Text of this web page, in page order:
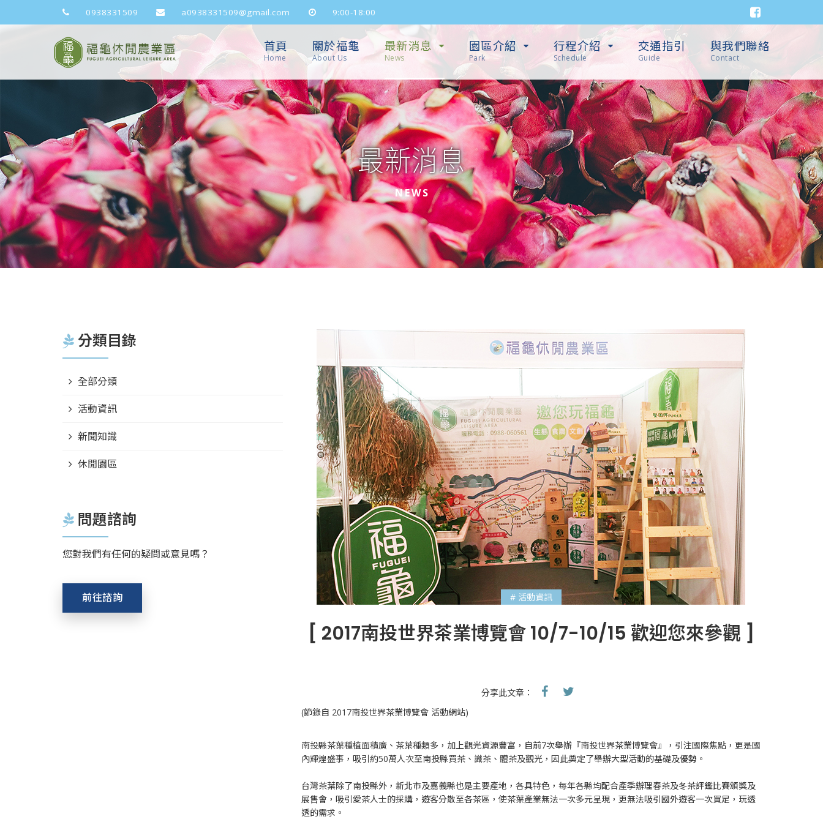
0938331509 a0938331509@gmail.com 9:00-18:00
首頁
Home
關於福龜
About Us
最新消息
News
園區介紹
Park
行程介紹
Schedule
交通指引
Guide
與我們聯絡
Contact
最新消息
NEWS
# 活動資訊
[ 2017南投世界茶業博覽會 10/7-10/15 歡迎您來參觀 ]
分享此文章：
(節錄自 2017南投世界茶業博覽會 活動網站)
南投縣茶葉種植面積廣、茶葉種類多，加上觀光資源豐富，自前7次舉辦『南投世界茶業博覽會』，引注國際焦點，更是國
內輝煌盛事，吸引約50萬人次至南投縣買茶、識茶、體茶及觀光，因此奠定了舉辦大型活動的基礎及優勢。
台灣茶葉除了南投縣外，新北市及嘉義縣也是主要產地，各具特色，每年各縣均配合產季辦理春茶及冬茶評鑑比賽頒獎及
展售會，吸引愛茶人士的採購，遊客分散至各茶區，使茶葉產業無法一次多元呈現，更無法吸引國外遊客一次買足，玩透
透的需求。
分類目錄
全部分類
活動資訊
新聞知識
休閒園區
問題諮詢
您對我們有任何的疑問或意見嗎？
前往諮詢